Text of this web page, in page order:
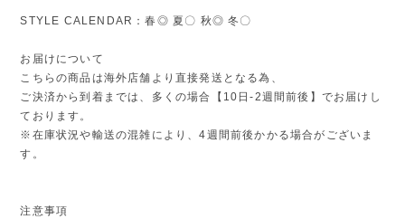
STYLE CALENDAR：春◎ 夏〇 秋◎ 冬〇
お届けについて
こちらの商品は海外店舗より直接発送となる為、
ご決済から到着までは、多くの場合【10日-2週間前後】でお届けし
ております。
※在庫状況や輸送の混雑により、4週間前後かかる場合がございま
す。
注意事項